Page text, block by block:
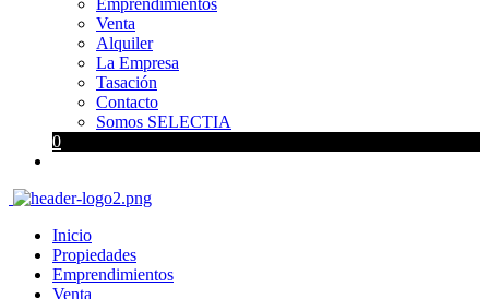
Emprendimientos
Venta
Alquiler
La Empresa
Tasación
Contacto
Somos SELECTIA
0
Inicio
Propiedades
Emprendimientos
Venta